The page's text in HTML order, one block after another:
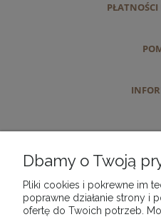
Dbamy o Twoją
Pliki cookies i pokrewne im
poprawne działanie strony i
ofertę do Twoich potrzeb.